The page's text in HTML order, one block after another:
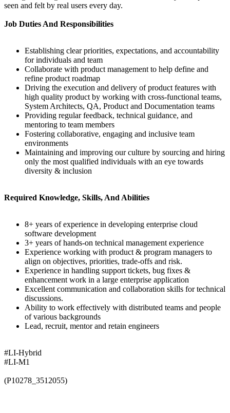
seen and felt by real users every day.
Job Duties And Responsibilities
Establishing clear priorities, expectations, and accountability
for individuals and team
Collaborate with product management to help define and
refine product roadmap
Driving the execution and delivery of product features with
high quality product by working with cross-functional teams,
System Architects, QA, Product and Documentation teams
Providing regular feedback, technical guidance, and
mentoring to team members
Fostering collaborative, engaging and inclusive team
environments
Maintaining and improving our culture by sourcing and hiring
only the most qualified individuals with an eye towards
diversity & inclusion
Required Knowledge, Skills, And Abilities
8+ years of experience in developing enterprise cloud
software development
3+ years of hands-on technical management experience
Experience working with product & program managers to
align on objectives, priorities, trade-offs and risk.
Experience in handling support tickets, bug fixes &
enhancement work in a large enterprise application
Excellent communication and collaboration skills for technical
discussions.
Ability to work effectively with distributed teams and people
of various backgrounds
Lead, recruit, mentor and retain engineers
#LI-Hybrid
#LI-M1
(P10278_3512055)